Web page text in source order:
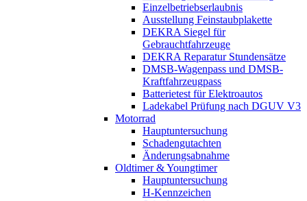
Einzelbetriebserlaubnis
Ausstellung Feinstaubplakette
DEKRA Siegel für
Gebrauchtfahrzeuge
DEKRA Reparatur Stundensätze
DMSB-Wagenpass und DMSB-
Kraftfahrzeugpass
Batterietest für Elektroautos
Ladekabel Prüfung nach DGUV V3
Motorrad
Hauptuntersuchung
Schadengutachten
Änderungsabnahme
Oldtimer & Youngtimer
Hauptuntersuchung
H-Kennzeichen